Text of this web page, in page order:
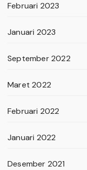
Februari 2023
Januari 2023
September 2022
Maret 2022
Februari 2022
Januari 2022
Desember 2021